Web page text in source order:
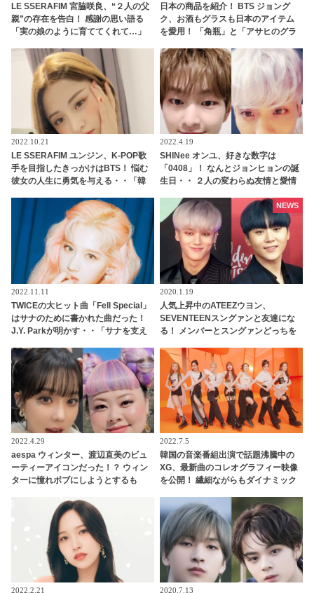
LE SSERAFIM 宮脇咲良、“２人の父
親”の存在を告白！ 感謝の思い語る
「実の娘のように育ててくれて…」
ティブな話題にも臆せず堂々とした
姿を見せる彼女に称賛の声
日本の商品を紹介！ BTS ジョング
ク、お酒もグラスも日本のアイテム
を愛用！ 「角瓶」と「アサヒのグラ
ファン大喜び
2022.10.21
LE SSERAFIM ユンジン、K-POP歌
手を目指したきっかけはBTS！ 悩む
彼女の人生に勇気を与える・・「韓
った」感動的なエピソードを明かす
2022.4.19
SHINee オンユ、好きな数字は
「0408」！ なんとジョンヒョンの誕
生日・・ ２人の変わらぬ友情と愛情
2022.11.11
TWICEの大ヒット曲「Fell Special」
はサナのために書かれた曲だった！
J.Y. Parkが明かす・・「サナを支え
彼女たちの友情に敬意を表す
2020.1.19
人気上昇中のATEEZウヨン、
SEVENTEENスングァンと友達にな
る！ メンバーとスングァンどっちを
に
NEWS
2022.4.29
aespa ウィンター、渡辺直美のビュ
ーティーアイコンだった！？ ウィン
ターに憧れボブにしようとするも
ブはウィンターのかわいさだからこ
そ成立していたことを渡辺直美が写
2022.7.5
韓国の音楽番組出演で話題沸騰中の
XG、最新曲のコレオグラフィー映像
を公開！ 繊細ながらもダイナミック
2022.2.21 2020.7.13